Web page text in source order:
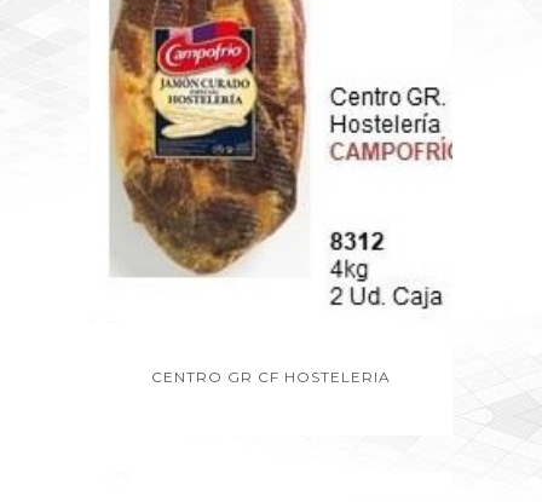
CENTRO GR CF HOSTELERIA